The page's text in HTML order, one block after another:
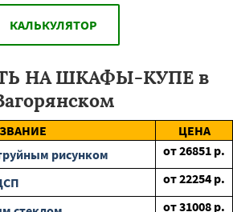
КАЛЬКУЛЯТОР
НА ШКАФЫ-КУПЕ в
ЦЕНА
рисунком
от26851 р.
от22254 р.
от31008 р.